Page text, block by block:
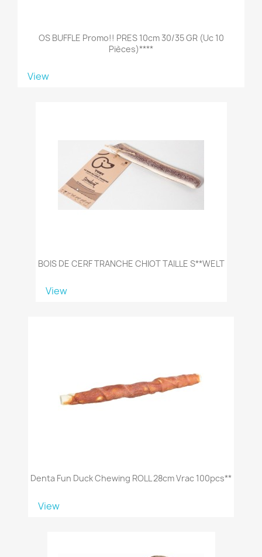
OS BUFFLE Promo!! PRES 10cm 30/35 GR (uc 10
Pièces)****
View
BOIS DE CERF TRANCHE CHIOT TAILLE S**WELT
View
Denta Fun Duck Chewing ROLL 28cm Vrac 100pcs**
View